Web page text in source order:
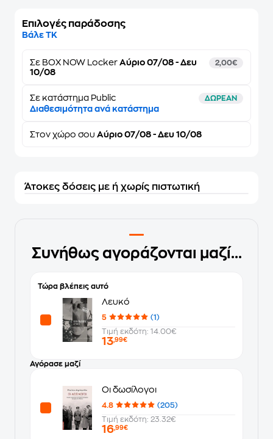
Επιλογές παράδοσης
Βάλε ΤΚ
Σε BOX NOW Locker Αύριο 07/08 - Δευ
10/08
2,00€
Σε κατάστημα Public ΔΩΡΕΑΝ
Διαθεσιμότητα ανά κατάστημα
Στον χώρο σου Αύριο 07/08 - Δευ 10/08
Άτοκες δόσεις με ή χωρίς πιστωτική
Συνήθως αγοράζονται μαζί...
Τώρα βλέπεις αυτό
Λευκό
5
(1)
Τιμή εκδότη: 14.00€
13,99€
Αγόρασε μαζί
Οι δωσίλογοι
4.8
(205)
Τιμή εκδότη: 23.32€
16,99€